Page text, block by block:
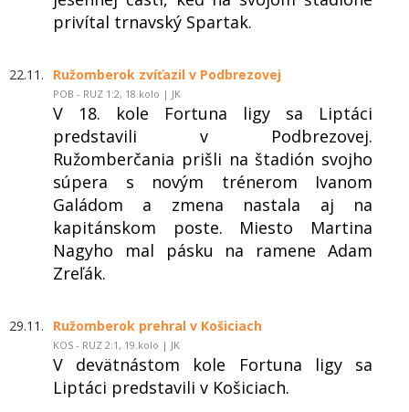
privítal trnavský Spartak.
22.11. Ružomberok zvíťazil v Podbrezovej
POB - RUZ 1:2, 18.kolo | JK
V 18. kole Fortuna ligy sa Liptáci
predstavili v Podbrezovej.
Ružomberčania prišli na štadión svojho
súpera s novým trénerom Ivanom
Galádom a zmena nastala aj na
kapitánskom poste. Miesto Martina
Nagyho mal pásku na ramene Adam
Zreľák.
29.11. Ružomberok prehral v Košiciach
KOS - RUZ 2:1, 19.kolo | JK
V devätnástom kole Fortuna ligy sa
Liptáci predstavili v Košiciach.